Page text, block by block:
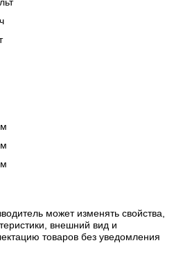
может изменять свойства,
внешний вид и
товаров без уведомления